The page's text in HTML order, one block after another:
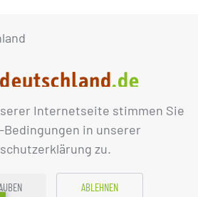
Internetseite stimmen Sie
Bedingungen in unserer
zu.
ABLEHNEN
IMPRESSUM DATENSCHUTZ